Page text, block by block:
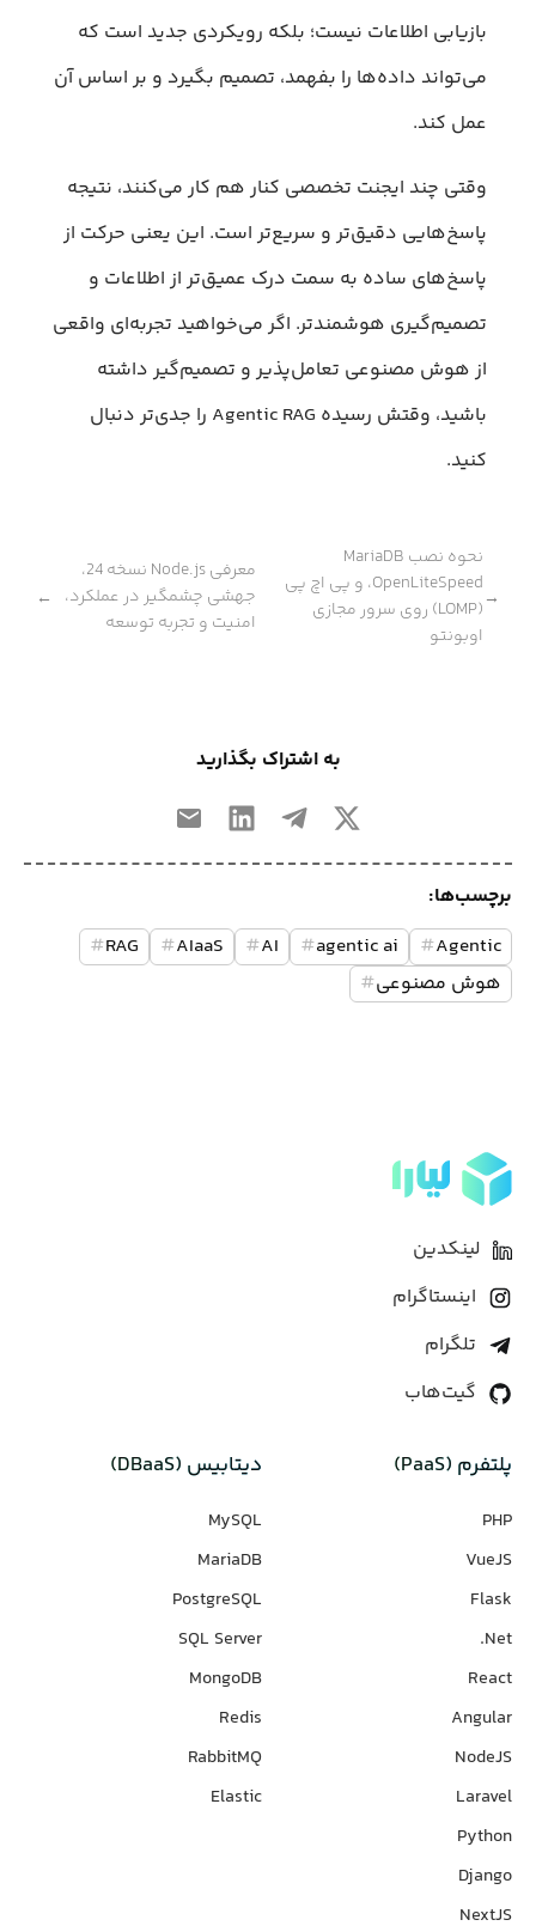
بازیابی اطلاعات نیست؛ بلکه رویکردی جدید است که
می‌تواند داده‌ها را بفهمد، تصمیم بگیرد و بر اساس آن
عمل کند.
وقتی چند ایجنت تخصصی کنار هم کار می‌کنند، نتیجه
پاسخ‌هایی دقیق‌تر و سریع‌تر است. این یعنی حرکت از
پاسخ‌های ساده به سمت درک عمیق‌تر از اطلاعات و
تصمیم‌گیری هوشمندتر. اگر می‌خواهید تجربه‌ای واقعی
از هوش مصنوعی تعامل‌پذیر و تصمیم‌گیر داشته
باشید، وقتش رسیده Agentic RAG را جدی‌تر دنبال
کنید.
→
نحوه نصب MariaDB
،OpenLiteSpeed و پی اچ پی
(LOMP) روی سرور مجازی
اوبونتو
معرفی Node.js نسخه 24،
جهشی چشمگیر در عملکرد،
امنیت و تجربه توسعه‌
←
به اشتراک بگذارید
برچسب‌ها:
Agentic
#
agentic ai
#
AI
#
AIaaS
#
RAG
#
هوش مصنوعی#
لینکدین
اینستاگرام
تلگرام
گیت‌هاب
پلتفرم (PaaS)
PHP
VueJS
Flask
Net.
React
Angular
NodeJS
Laravel
Python
Django
NextJS
دیتابیس‌ (DBaaS)
MySQL
MariaDB
PostgreSQL
SQL Server
MongoDB
Redis
RabbitMQ
Elastic